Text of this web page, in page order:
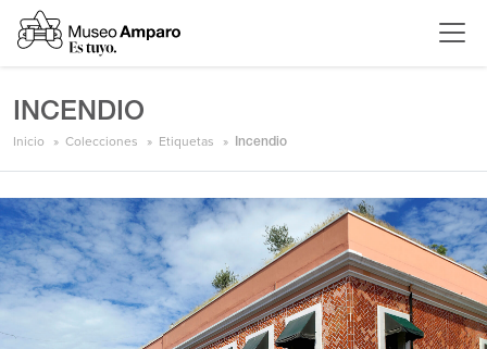
INCENDIO
Inicio Colecciones Etiquetas Incendio